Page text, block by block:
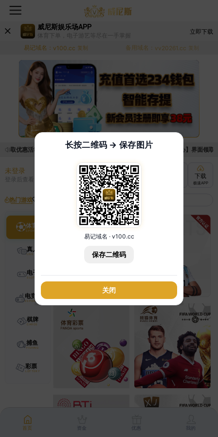
威尼斯娱乐场APP
体育下单，电子游艺等尽在一手掌握
立即下载
易记域名： v100.cc 复制 备用域名： vv20261.cc 复制
领取优惠活动的手续麻烦，已新增优惠系统，现在可以前往【福利中心】界面领
未登录
登录后查看 充值
快速到账
下载
极速APP
热门游戏
体育
真人
电子
电竞
棋牌
捕鱼
彩票
首页 资金 优惠 我的
长按二维码 → 保存图片
易记域名 · v100.cc
保存二维码
关闭